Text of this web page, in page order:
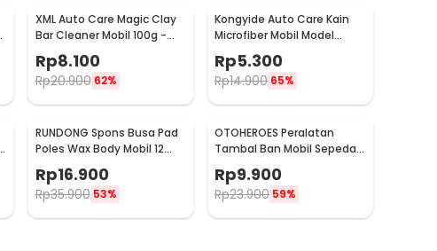
XML Auto Care Magic Clay
Bar Cleaner Mobil 100g -
QW89
Rp8.100
Rp20.900 62%
Kongyide Auto Care Kain
Microfiber Mobil Model
Bundar - L-20
Rp5.300
Rp14.900 65%
RUNDONG Spons Busa Pad
Poles Wax Body Mobil 12
PCS - R2010
Rp16.900
Rp35.900 53%
OTOHEROES Peralatan
Tambal Ban Mobil Sepeda
Rp9.900
Rp23.900 59%